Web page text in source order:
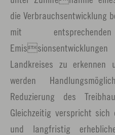
die Verbrauchsentwicklung
mit
Landkreises zu erkennen
werden
Reduzierung des
Gleichzeitig verspricht
und langfristig